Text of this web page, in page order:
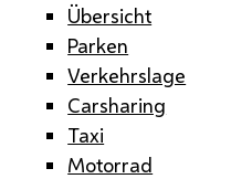
Übersicht
Parken
Verkehrslage
Carsharing
Taxi
Motorrad